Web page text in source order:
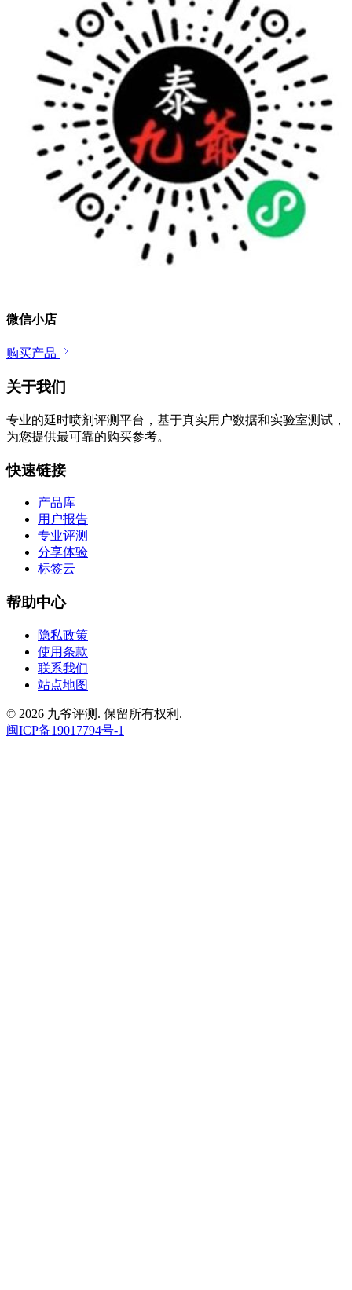
微信小店
购买产品
关于我们
专业的延时喷剂评测平台，基于真实用户数据和实验室测试，
为您提供最可靠的购买参考。
快速链接
产品库
用户报告
专业评测
分享体验
标签云
帮助中心
隐私政策
使用条款
联系我们
站点地图
© 2026 九爷评测. 保留所有权利.
闽ICP备19017794号-1